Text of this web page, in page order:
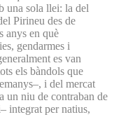
una sola llei: la del
Pirineu des de
anys en què
gendarmes i
es van
els bàndols que
i del mercat
un niu de contraban de
integrat per natius,